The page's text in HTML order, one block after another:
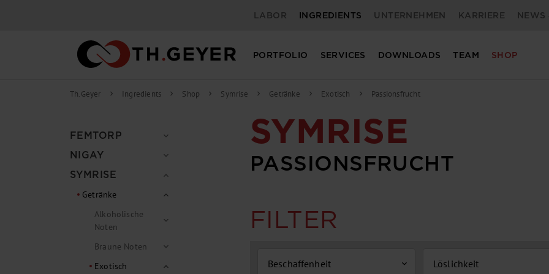
LABOR INGREDIENTS UNTERNEHMEN KARRIERE NEWS
PORTFOLIO SERVICES DOWNLOADS TEAM SHOP
Th.Geyer chevron_right Ingredients chevron_right Shop chevron_right Symrise chevron_right Getränke chevron_right Exotisch chevron_right Passionsfrucht
FEMTORP expand_more
NIGAY expand_more
SYMRISE expand_more
Getränke expand_more
Alkoholische
Noten
expand_more
Braune Noten expand_more
Exotisch expand_more
SYMRISE
PASSIONSFRUCHT
FILTER
Beschaffenheit expand_more Löslichkeit